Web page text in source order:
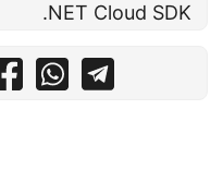
.NET Cloud SDK